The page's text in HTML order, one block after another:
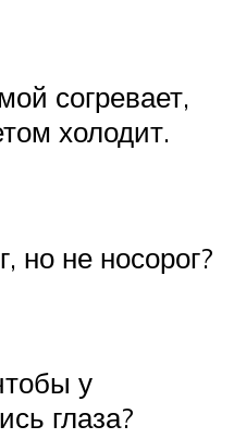
согревает,
холодит.
но не носорог?
у
глаза?